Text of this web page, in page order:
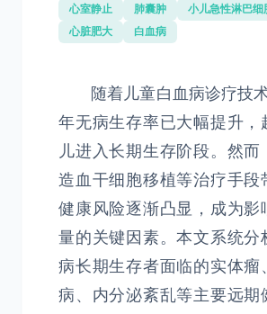
心室静止
肺囊肿
小儿急性淋巴细
心脏肥大
白血病
随着儿童白血病诊疗技
年无病生存率已大幅提升，
儿进入长期生存阶段。然而
造血干细胞移植等治疗手段
健康风险逐渐凸显，成为影
量的关键因素。本文系统分
病长期生存者面临的实体瘤
病、内分泌紊乱等主要远期